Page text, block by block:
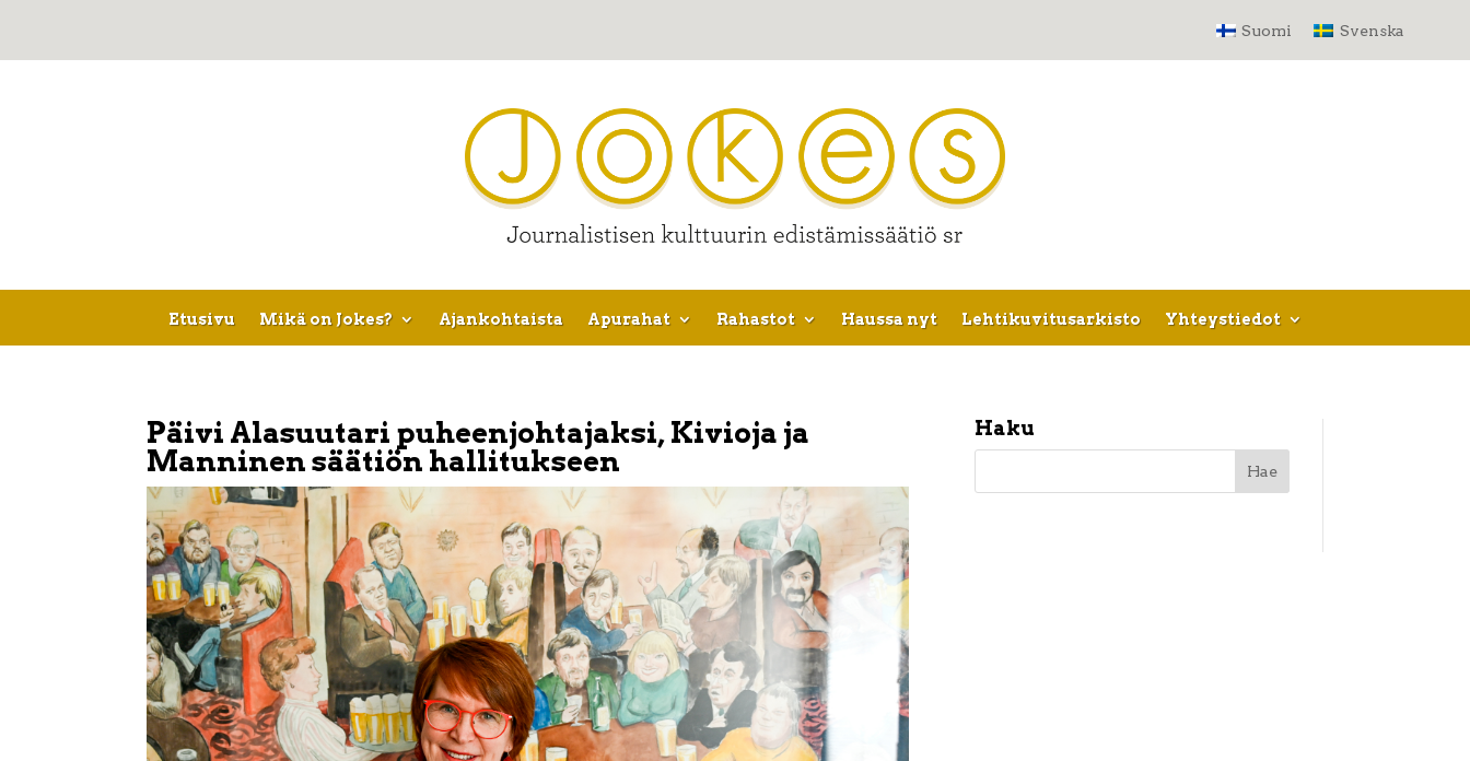
Suomi Svenska
Etusivu Mikä on Jokes? Ajankohtaista Apurahat Rahastot Haussa nyt Lehtikuvitusarkisto Yhteystiedot
Päivi Alasuutari puheenjohtajaksi, Kivioja ja
Manninen säätiön hallitukseen
Haku